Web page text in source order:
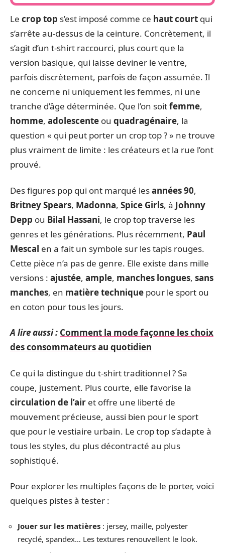
Le crop top s’est imposé comme ce haut court qui
s’arrête au-dessus de la ceinture. Concrètement, il
s’agit d’un t-shirt raccourci, plus court que la
version basique, qui laisse deviner le ventre,
parfois discrètement, parfois de façon assumée. Il
ne concerne ni uniquement les femmes, ni une
tranche d’âge déterminée. Que l’on soitfemme,
homme, adolescente ou quadragénaire, la
question « qui peut porter un crop top ? » ne trouve
plus vraiment de limite : les créateurs et la rue l’ont
prouvé.
Des figures pop qui ont marqué lesannées 90,
Britney Spears, Madonna, Spice Girls, à Johnny
Depp ou Bilal Hassani, le crop top traverse les
genres et les générations. Plus récemment, Paul
Mescal en a fait un symbole sur les tapis rouges.
Cette pièce n’a pas de genre. Elle existe dans mille
versions : ajustée, ample, manches longues, sans
manches, en matière technique pour le sport ou
en coton pour tous les jours.
A lire aussi : Comment la mode façonne les choix
des consommateurs au quotidien
Ce qui la distingue du t-shirt traditionnel ? Sa
coupe, justement. Plus courte, elle favorise la
circulation de l’air et offre une liberté de
mouvement précieuse, aussi bien pour le sport
que pour le vestiaire urbain. Le crop top s’adapte à
tous les styles, du plus décontracté au plus
sophistiqué.
Pour explorer les multiples façons de le porter, voici
quelques pistes à tester :
Jouer sur les matières : jersey, maille, polyester
recyclé, spandex… Les textures renouvellent le look.